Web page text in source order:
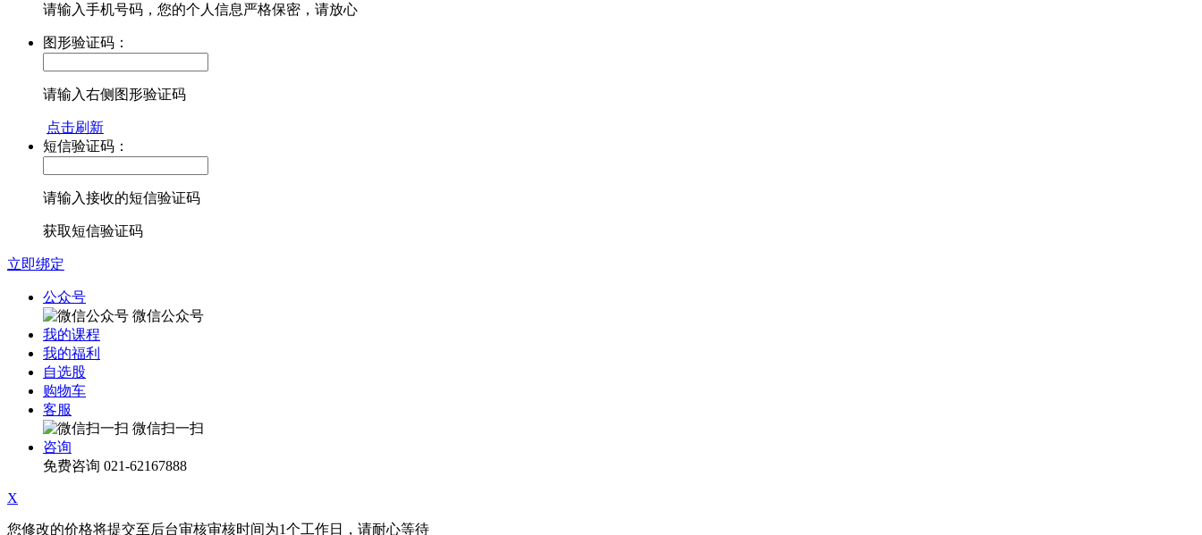
请输入手机号码，您的个人信息严格保密，请放心
图形验证码：
请输入右侧图形验证码
点击刷新
短信验证码：
请输入接收的短信验证码
获取短信验证码
立即绑定
公众号
微信公众号
我的课程
我的福利
自选股
购物车
客服
微信扫一扫
咨询
免费咨询 021-62167888
X
您修改的价格将提交至后台审核审核时间为1个工作日，请耐心等待